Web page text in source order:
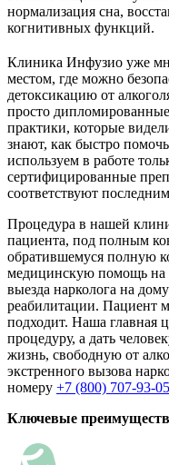
Клиника Инфузио уже
местом, где можно
детоксикацию от
просто
практики, которые
знают, как быстро
используем в работе
сертифицированные
соответствуют
Процедура в нашей
пациента, под полным
обратившемуся полную
медицинскую помощь на
выезда нарколога на
реабилитации. Пациент
подходит. Наша главная
процедуру, а дать
жизнь, свободную от
экстренного вызова
номеру +7 (800) 707-93-05
Ключевые